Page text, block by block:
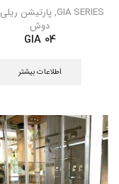
GIA SERIES
,پارتیشن ریلی
دوش
GIA 04
اطلاعات بیشتر